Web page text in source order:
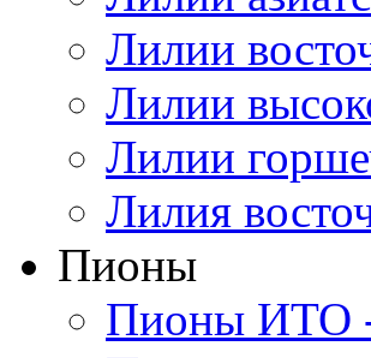
Лилии
Лилии
Лилии
Лилия
Пионы
Пионы ИТО